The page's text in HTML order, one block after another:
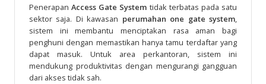
PenerapanAccess Gate System tidak terbatas pada satu
sektor saja. Di kawasan perumahan one gate system,
sistem ini membantu menciptakan rasa aman bagi
penghuni dengan memastikan hanya tamu terdaftar yang
dapat masuk. Untuk area perkantoran, sistem ini
mendukung produktivitas dengan mengurangi gangguan
dari akses tidak sah.